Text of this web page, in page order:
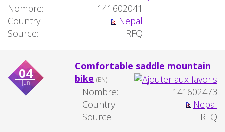
Nombre:
141602041
Country:
Nepal
Source:
RFQ
04
jun
Comfortable saddle mountain
bike (EN)
Nombre:
141602473
Country:
Nepal
Source:
RFQ